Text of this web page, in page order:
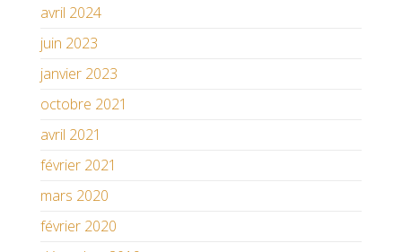
avril 2024
juin 2023
janvier 2023
octobre 2021
avril 2021
février 2021
mars 2020
février 2020